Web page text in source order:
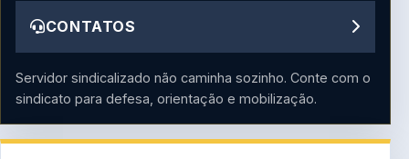
CONTATOS
Servidor sindicalizado não caminha sozinho. Conte com o
sindicato para defesa, orientação e mobilização.